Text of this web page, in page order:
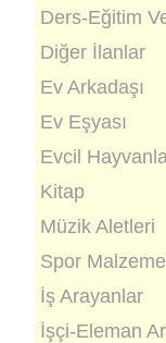
Ders-Eğitim
Diğer İlanlar
Ev Arkadaşı
Ev Eşyası
Evcil
Kitap
Müzik Aletleri
Spor
İş Arayanlar
İşçi-Eleman